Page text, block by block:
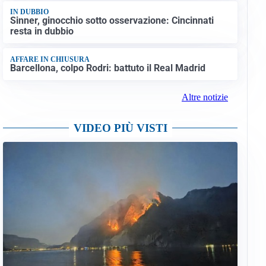
IN DUBBIO
Sinner, ginocchio sotto osservazione: Cincinnati
resta in dubbio
AFFARE IN CHIUSURA
Barcellona, colpo Rodri: battuto il Real Madrid
Altre notizie
VIDEO PIÙ VISTI